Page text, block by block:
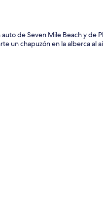
de Seven Mile Beach y de
un chapuzón en la alberca al